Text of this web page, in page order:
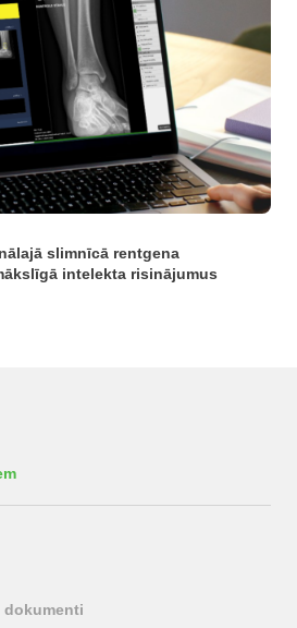
slimnīcā rentgena
intelekta risinājumus
dokumenti